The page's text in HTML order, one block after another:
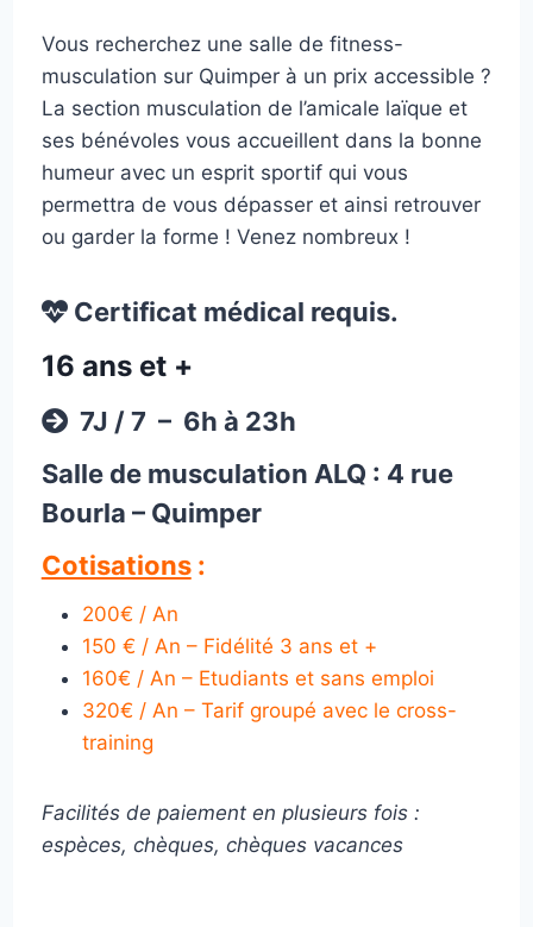
Vous recherchez une salle de fitness-
musculation sur Quimper à un prix accessible ?
La section musculation de l’amicale laïque et
ses bénévoles vous accueillent dans la bonne
humeur avec un esprit sportif qui vous
permettra de vous dépasser et ainsi retrouver
ou garder la forme ! Venez nombreux !
Certificat médical requis.
16 ans et +
7J / 7 – 6h à 23h
Salle de musculation ALQ : 4 rue
Bourla – Quimper
Cotisations:
200€ / An
150 € / An – Fidélité 3 ans et +
160€ / An – Etudiants et sans emploi
320€ / An – Tarif groupé avec le cross-
training
Facilités de paiement en plusieurs fois :
espèces, chèques, chèques vacances